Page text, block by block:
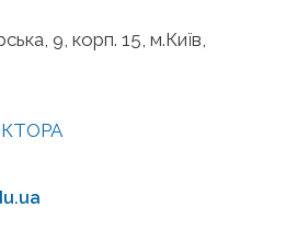
9, корп. 15, м.Київ,